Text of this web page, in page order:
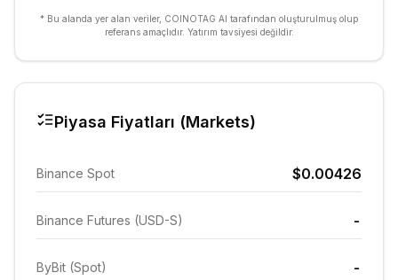
* Bu alanda yer alan veriler, COINOTAG AI tarafından oluşturulmuş olup
referans amaçlıdır. Yatırım tavsiyesi değildir.
Piyasa Fiyatları (Markets)
Binance Spot $0.00426
Binance Futures (USD-S) -
ByBit (Spot) -